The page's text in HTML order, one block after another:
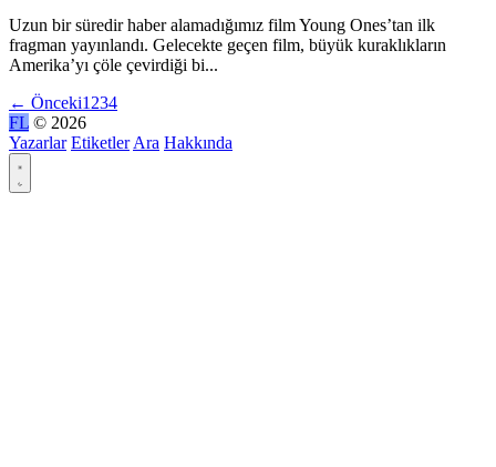
Uzun bir süredir haber alamadığımız film Young Ones’tan ilk
fragman yayınlandı. Gelecekte geçen film, büyük kuraklıkların
Amerika’yı çöle çevirdiği bi...
← Önceki1 234
FL © 2026
Yazarlar Etiketler Ara Hakkında